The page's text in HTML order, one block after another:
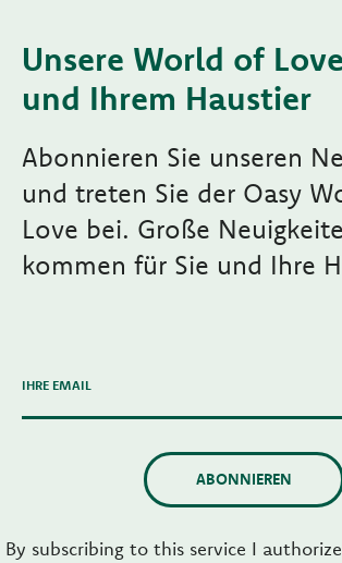
Unsere World of
und Ihrem Haustier
Abonnieren Sie unseren
und treten Sie der Oasy
Love bei. Große
kommen für Sie und Ihre
IHRE EMAIL
ABONNIEREN
By subscribing to this service I